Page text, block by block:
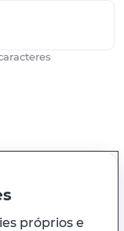
próprios e